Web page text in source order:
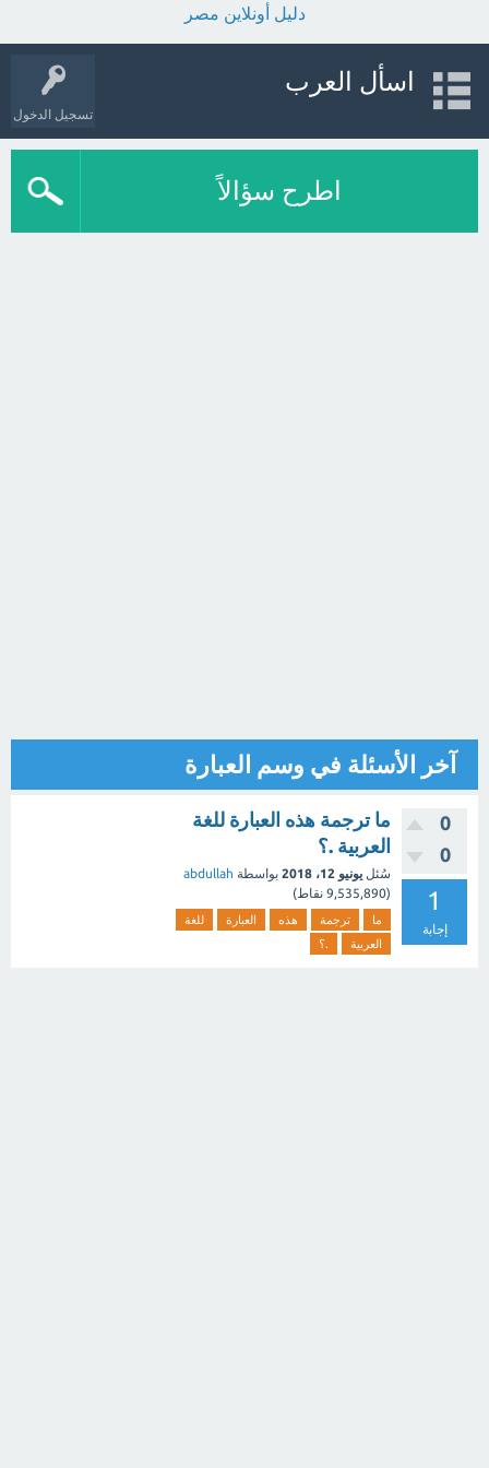
دليل أونلاين مصر
تسجيل الدخول
اسأل العرب
اطرح سؤالاً
آخر الأسئلة في وسم العبارة
0
0
1
إجابة
ما ترجمة هذه العبارة للغة
العربية .؟
سُئل يونيو 12، 2018 بواسطة abdullah
(
9,535,890 نقاط)
ما ترجمة هذه العبارة
للغة
العربية
.؟